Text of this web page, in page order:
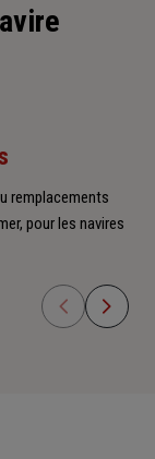
remplacements
pour les navires